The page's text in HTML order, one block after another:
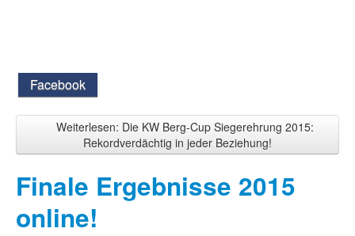
Facebook
Weiterlesen: Die KW Berg-Cup Siegerehrung 2015:
Rekordverdächtig in jeder Beziehung!
Finale Ergebnisse 2015
online!